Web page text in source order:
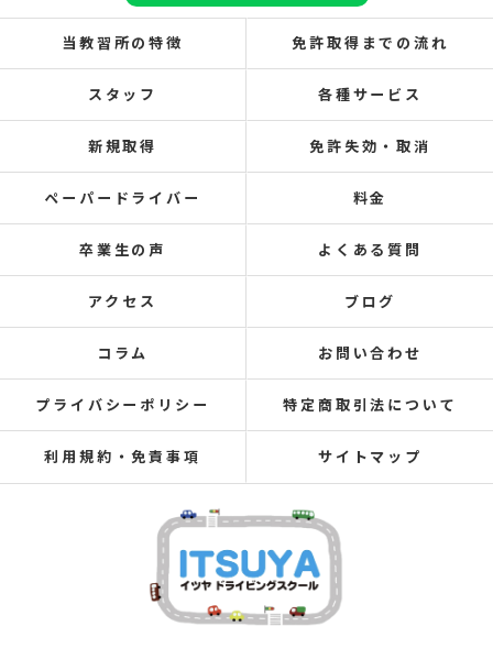
当教習所の特徴 免許取得までの流れ
スタッフ 各種サービス
新規取得 免許失効・取消
ペーパードライバー 料金
卒業生の声 よくある質問
アクセス ブログ
コラム お問い合わせ
プライバシーポリシー 特定商取引法について
利用規約・免責事項 サイトマップ